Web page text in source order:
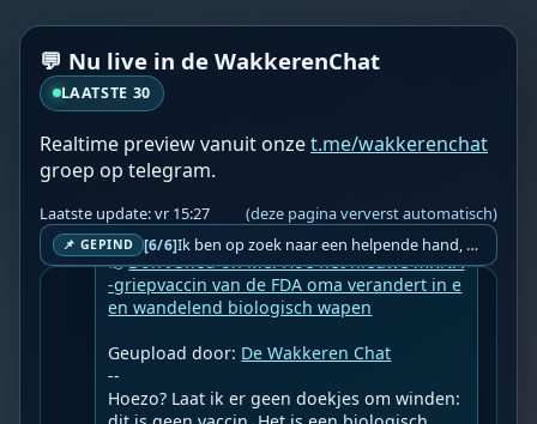
💬 Nu live in de WakkerenChat
LAATSTE 30
Realtime preview vanuit onzet.me/wakkerenchat
groep op telegram.
Laatste update: vr 15:27 (deze pagina ververst automatisch)
📌 GEPIND [6/6] Ik ben op zoek naar een helpende hand, een menselijk oog, een admin die helpt met controleren of de chat wel correct word gemodereerd word door NoMoSpam. 98% gaat automatisch goed, toch ik dit nooit helemaal loslaten en moet er altijd een mens mee blijven opletten bij elke beslissing die gemaakt word. Waar bestaan de werkzaamheden uit? Mee kijken in admin log kanaal naar alle drugs/porno/scams die voorbij komen en in het geval van een randgevalletje, ingrijpen en b.v. een verwijderd maar wel toegestaan bericht terug plaatsen met een druk op de knop. tsja zo banaal en simpel is het gesteld.. Word je hier blij van? Nee. Strookt het je ego? Nee. Word je er beter van? Nee. Kost het veel tijd? Totaal niet, consistentie en regelmaat is belangrijker dan 'er even voor kunnen gaan zitten'.. het werk is in een paar seconden gepiept.. je checkt puur of AI de juiste beslissing heeft gemaakt.. …
WF Wakkere Fabels BOT vr 15:12
☀️Frontnieuws☀️
👉Don’t Shed on Me: Hoe het nieuwe mRNA
-griepvaccin van de FDA oma verandert in e
en wandelend biologisch wapen
Geupload door: De Wakkeren Chat
--
Hoezo? Laat ik er geen doekjes om winden: